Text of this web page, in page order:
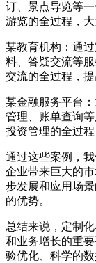
订、景点导览等
游览的全过程，
某教育机构：通
料、答疑交流等
交流的全过程，
某金融服务平台
管理、账单查询
投资管理的全过
通过这些案例，
企业带来巨大的
步发展和应用场
的优势。
总结来说，定制
和业务增长的重
验优化、科学的